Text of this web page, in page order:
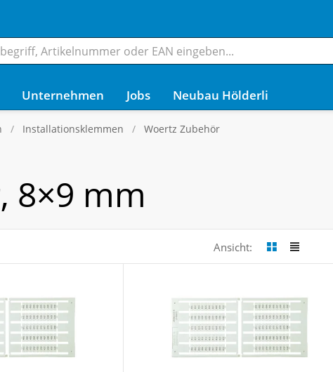
Unternehmen Jobs Neubau Hölderli
Installationsklemmen Woertz Zubehör
8×9 mm
Ansicht: